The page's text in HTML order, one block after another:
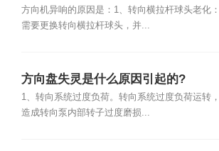
方向机异响的原因是：1、转向横拉杆球头老化：
需要更换转向横拉杆球头，并...
方向盘失灵是什么原因引起的?
1、转向系统过度负荷。转向系统过度负荷运转，
造成转向泵内部转子过度磨损...